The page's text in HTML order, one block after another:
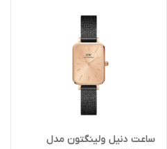
ساعت دنیل ولینگتون مدل